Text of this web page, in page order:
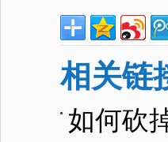
相关链
如何砍